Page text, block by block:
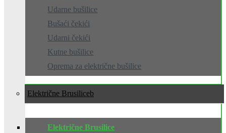
Udarne bušilice
Bušaći čekići
Udarni čekići
Kutne bušilice
Oprema za električne bušilice
Električne Brusilice
Električne Brusilice